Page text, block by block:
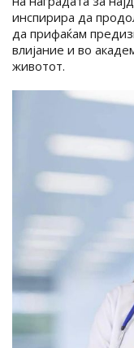
инспирира да
да прифаќам
влијание и во
животот.